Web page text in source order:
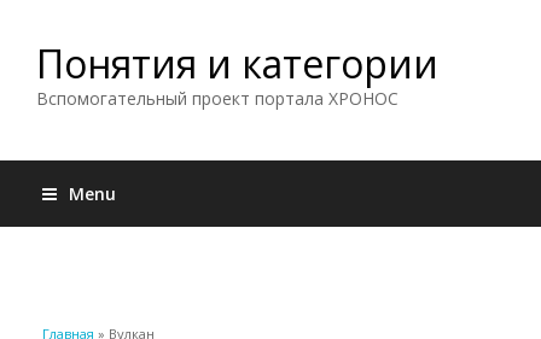
Понятия и категории
Вспомогательный проект портала ХРОНОС
Menu
Главная » Вулкан